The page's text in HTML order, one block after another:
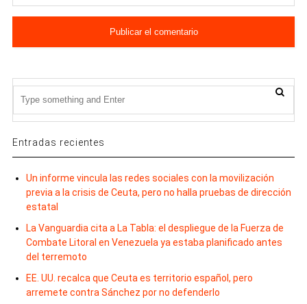
Entradas recientes
Un informe vincula las redes sociales con la movilización
previa a la crisis de Ceuta, pero no halla pruebas de dirección
estatal
La Vanguardia cita a La Tabla: el despliegue de la Fuerza de
Combate Litoral en Venezuela ya estaba planificado antes
del terremoto
EE. UU. recalca que Ceuta es territorio español, pero
arremete contra Sánchez por no defenderlo